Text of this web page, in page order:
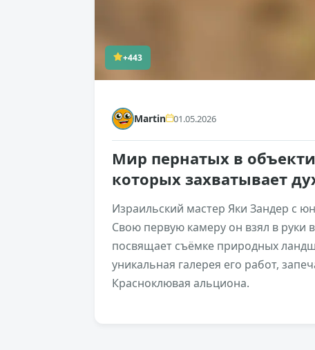
+443
Martin 01.05.2026
Мир пернатых в
которых захватывает
Израильский мастер Яки Зандер с
Свою первую камеру он взял в руки
посвящает съёмке природных
уникальная галерея его работ,
Красноклювая альциона.